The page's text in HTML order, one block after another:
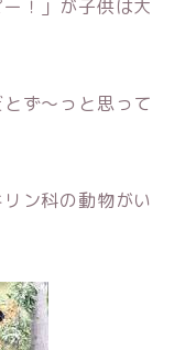
！」が子供は大
ず～っと思って
ン科の動物がい